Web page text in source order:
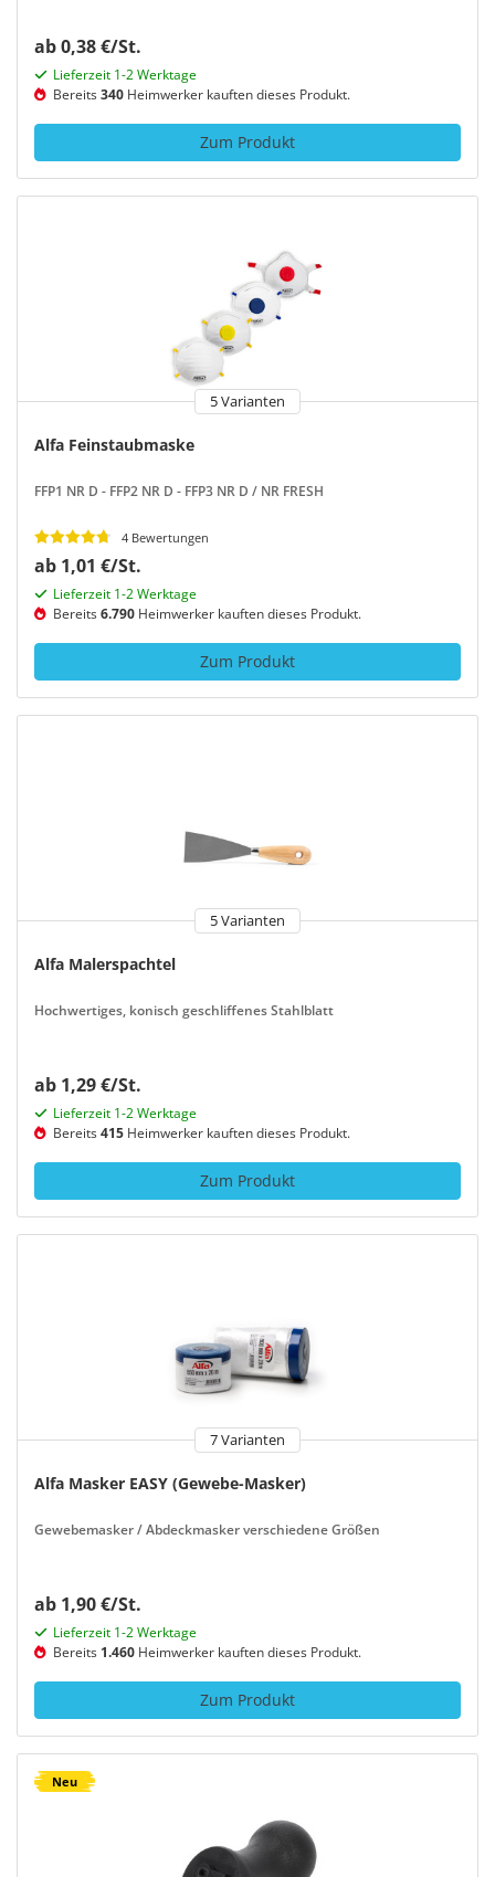
ab 0,38 €/St.
Lieferzeit 1-2 Werktage
Bereits340 Heimwerker kauften dieses Produkt.
Zum Produkt
5 Varianten
Alfa Feinstaubmaske
FFP1 NR D - FFP2 NR D - FFP3 NR D / NR FRESH
4 Bewertungen
ab 1,01 €/St.
Lieferzeit 1-2 Werktage
Bereits6.790 Heimwerker kauften dieses Produkt.
Zum Produkt
5 Varianten
Alfa Malerspachtel
Hochwertiges, konisch geschliffenes Stahlblatt
ab 1,29 €/St.
Lieferzeit 1-2 Werktage
Bereits415 Heimwerker kauften dieses Produkt.
Zum Produkt
7 Varianten
Alfa Masker EASY (Gewebe-Masker)
Gewebemasker / Abdeckmasker verschiedene Größen
ab 1,90 €/St.
Lieferzeit 1-2 Werktage
Bereits 1.460 Heimwerker kauften dieses Produkt.
Zum Produkt
Neu